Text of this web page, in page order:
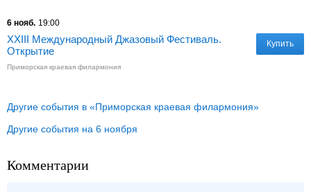
6 нояб. 19:00
XXIII Международный Джазовый Фестиваль.
Открытие
Приморская краевая филармония
Купить
Другие события в «Приморская краевая филармония»
Другие события на 6 ноября
Комментарии